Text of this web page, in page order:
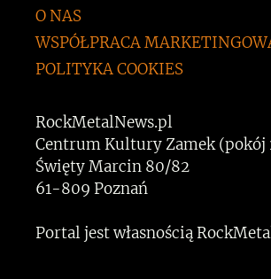
O NAS
WSPÓŁPRACA
POLITYKA COOKIES
RockMetalNews.pl
Centrum Kultury Zamek (pokój
Święty Marcin 80/82
61-809 Poznań
Portal jest własnością